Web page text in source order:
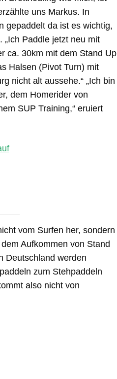
uns Markus. In
gepaddelt da ist es wichtig,
Paddle jetzt neu mit
ca. 30km mit dem Stand Up
Halsen (Pivot Turn) mit
nicht alt aussehe.“ „Ich bin
dem Homerider von
SUP Training,“ eruiert
vom Surfen her, sondern
Aufkommen von Stand
Deutschland werden
zum Stehpaddeln
also nicht von